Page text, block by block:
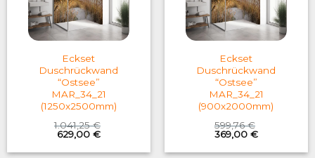
Eckset
Duschrückwand
“Ostsee”
MAR_34_21
(1250x2500mm)
1.041,25€
Original
price
was:
629,00 €Current
is:
Eckset
Duschrückwand
“Ostsee”
MAR_34_21
(900x2000mm)
599,76€
Original
price
was:
369,00 €Current
is: